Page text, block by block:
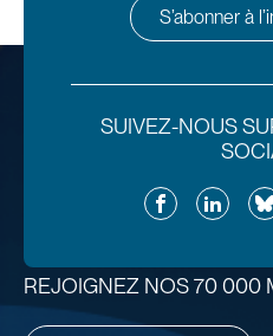
S’abonner à
SUIVEZ-NOUS
FacebookLinkedIn
REJOIGNEZ NOS 70 000